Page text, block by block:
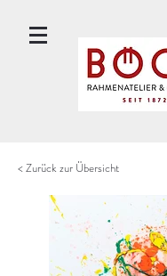
< Zurück zur Übersicht